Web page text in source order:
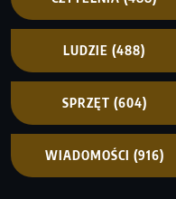
LUDZIE (488)
SPRZĘT (604)
WIADOMOŚCI (916)